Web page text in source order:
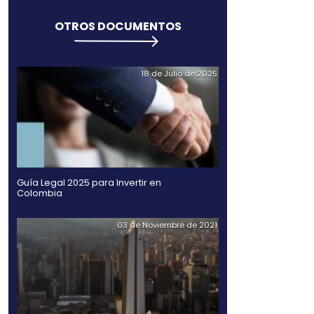
EN 2019
Compartir TwitterFacebook
Linked
in
ellas lo hicieron por
de los sectores
artísticas, de
Guía Legal 2025 para